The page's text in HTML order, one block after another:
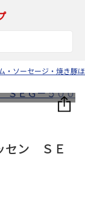
・ソーセージ・焼き豚
セン ＳＥ